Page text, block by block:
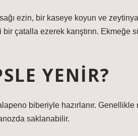
ezin, bir kaseye koyun ve
çatalla ezerek karıştırın. Ekmeğe
YENIR?
biberiyle hazırlanır. Genellikle
saklanabilir.